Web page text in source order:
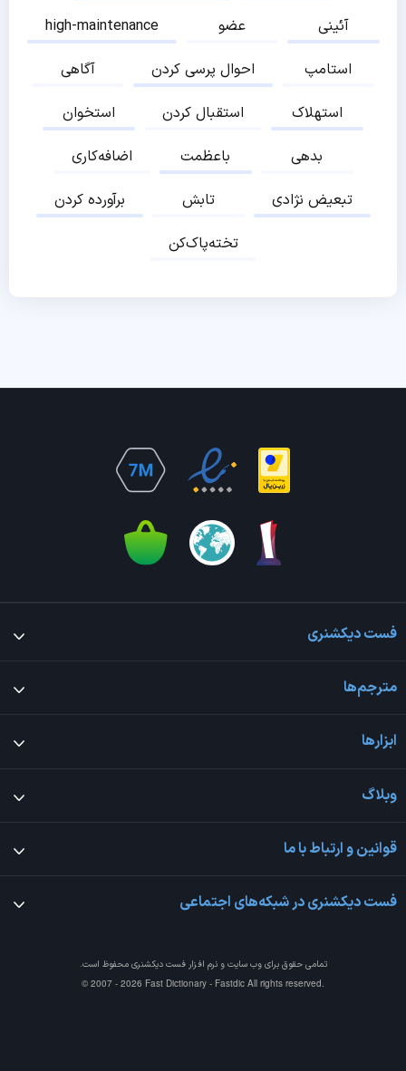
high-maintenance
عضو
آئینی
آگاهی
احوال پرسی کردن
استامپ
استخوان
استقبال کردن
استهلاک
اضافه‌کاری
باعظمت
بدهی
برآورده کردن
تابش
تبعیض نژادی
تخته‌پاک‌کن
فست دیکشنری
مترجم‌ها
ابزارها
وبلاگ
قوانین و ارتباط با ما
فست دیکشنری در شبکه‌های اجتماعی
تمامی حقوق برای وب سایت و نرم افزارفست دیکشنری محفوظ است.
© 2007 - 2026 Fast Dictionary - Fastdic All rights reserved.